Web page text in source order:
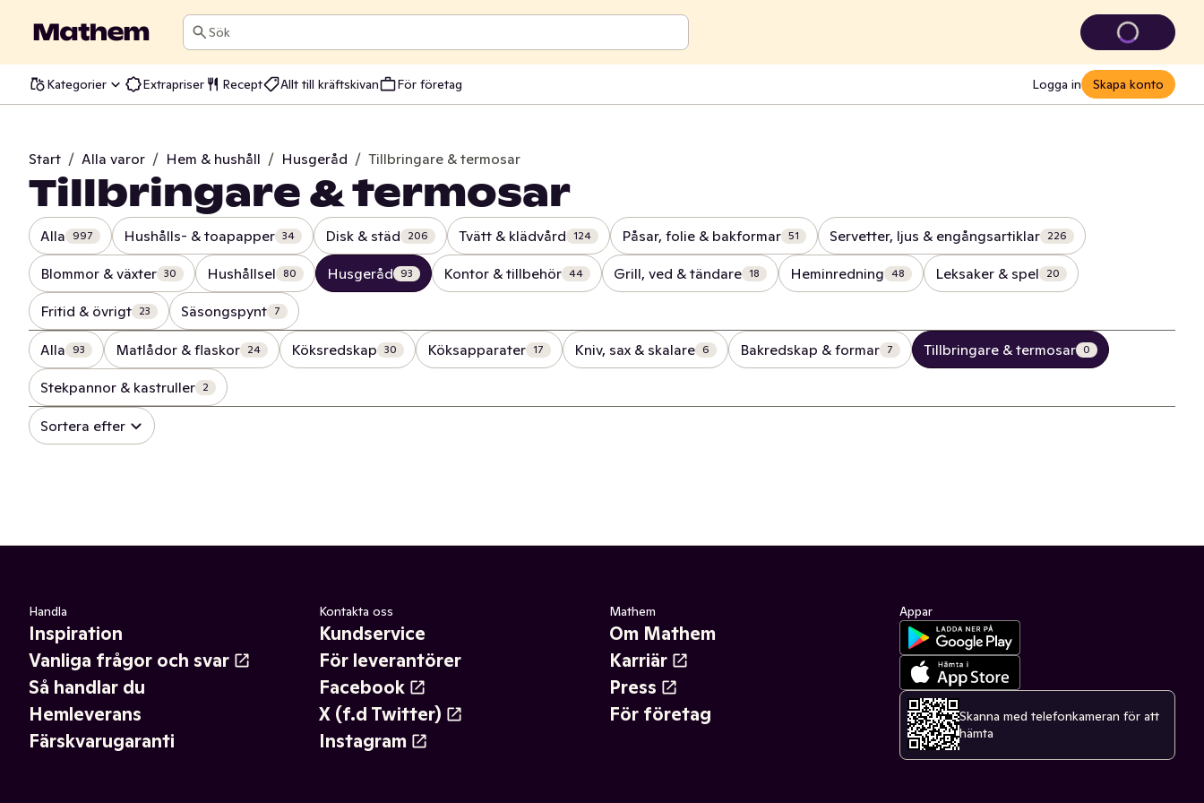
Sök
Kategorier Extrapriser Recept Allt till kräftskivan För företag Logga in Skapa konto
Start / Alla varor / Hem & hushåll / Husgeråd / Tillbringare & termosar
Tillbringare & termosar
Alla 997 Hushålls- & toapapper 34 Disk & städ 206 Tvätt & klädvård 124 Påsar, folie & bakformar 51 Servetter, ljus & engångsartiklar 226
Blommor & växter 30 Hushållsel 80 Husgeråd 93 Kontor & tillbehör 44 Grill, ved & tändare 18 Heminredning 48 Leksaker & spel 20
Fritid & övrigt 23 Säsongspynt 7
Alla 93 Matlådor & flaskor 24 Köksredskap 30 Köksapparater 17 Kniv, sax & skalare 6 Bakredskap & formar 7 Tillbringare & termosar 0
Stekpannor & kastruller 2
Sortera efter
Handla
Inspiration
Vanliga frågor och svar
Så handlar du
Hemleverans
Färskvarugaranti
Kontakta oss
Kundservice
För leverantörer
Facebook
X (f.d Twitter)
Instagram
Mathem
Om Mathem
Karriär
Press
För företag
Appar
Skanna med telefonkameran för att
hämta